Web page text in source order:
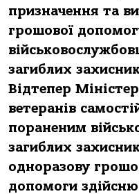
призначення та
грошової
загиблих
Відтепер
ветеранів
пораненим
загиблих
одноразову
допомоги